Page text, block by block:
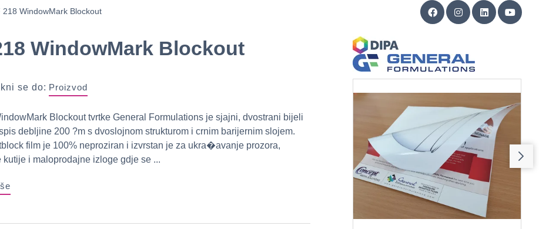
218 WindowMark Blockout
WindowMark Blockout
se do: Proizvod
Blockout tvrtke General Formulations je sjajni, dvostrani bijeli
debljine 200 ?m s dvoslojnom strukturom i crnim barijernim slojem.
film je 100% neproziran i izvrstan je za ukra�avanje prozora,
kutije i maloprodajne izloge gdje se ...